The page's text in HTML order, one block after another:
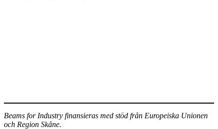
Beams for Industry finansieras med stöd från Europeiska Unionen
och Region Skåne.